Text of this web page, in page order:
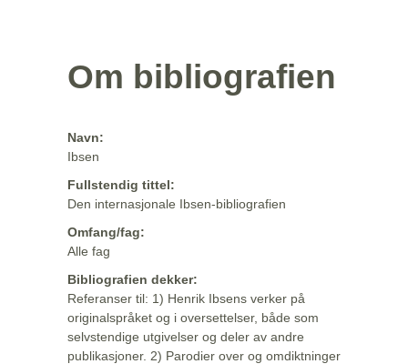
Om bibliografien
Navn:
Ibsen
Fullstendig tittel:
Den internasjonale Ibsen-bibliografien
Omfang/fag:
Alle fag
Bibliografien dekker:
Referanser til: 1) Henrik Ibsens verker på
originalspråket og i oversettelser, både som
selvstendige utgivelser og deler av andre
publikasjoner. 2) Parodier over og omdiktninger